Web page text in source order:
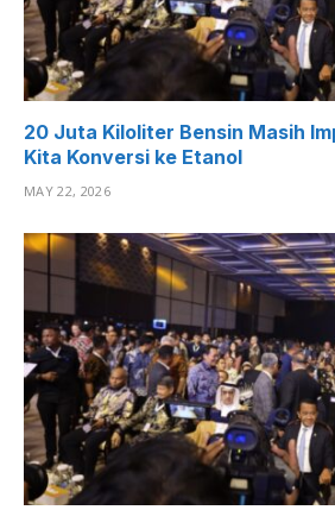
20 Juta Kiloliter Bensin Masih
Kita Konversi ke Etanol
MAY 22, 2026